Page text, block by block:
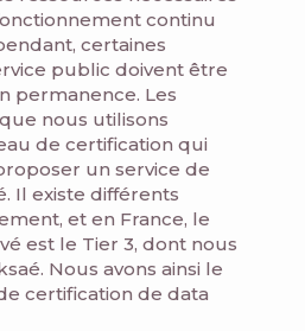
continu
certaines
public doivent être
permanence. Les
nous utilisons
de certification qui
un service de
Il existe différents
et en France, le
est le Tier 3, dont nous
Nous avons ainsi le
certification de data